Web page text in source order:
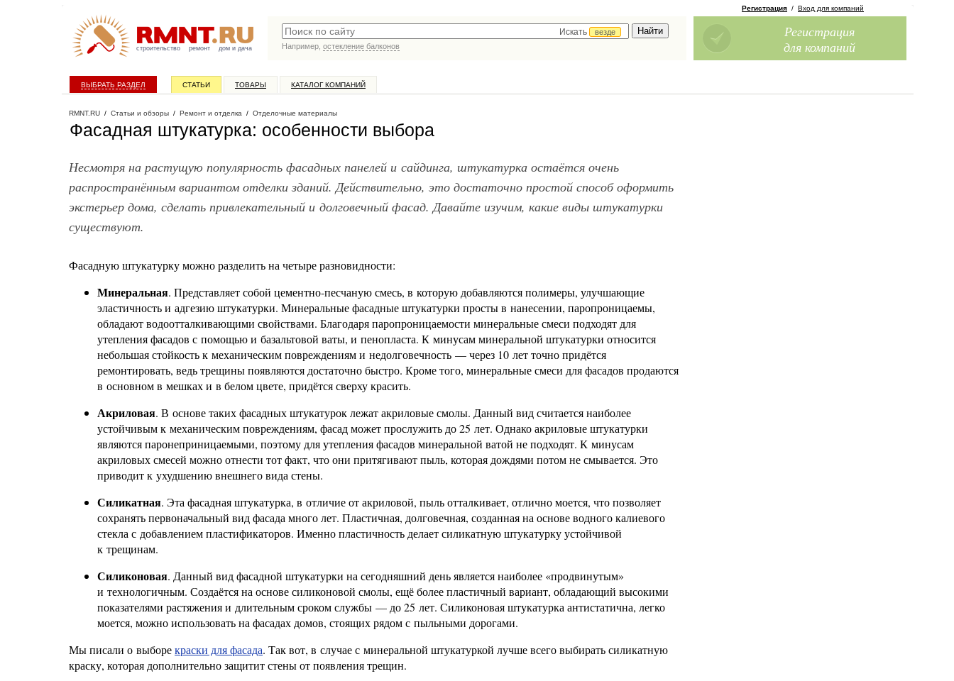
строительство ремонт дом и дача
Искать
везде
Например, остекление балконов
Регистрация / Вход для компаний
Регистрация
для компаний
ВЫБРАТЬ РАЗДЕЛ СТАТЬИ ТОВАРЫ КАТАЛОГ КОМПАНИЙ
RMNT.RU / Статьи и обзоры / Ремонт и отделка / Отделочные материалы
Фасадная штукатурка: особенности выбора
Несмотря на растущую популярность фасадных панелей и сайдинга, штукатурка остаётся очень
распространённым вариантом отделки зданий. Действительно, это достаточно простой способ оформить
экстерьер дома, сделать привлекательный и долговечный фасад. Давайте изучим, какие виды штукатурки
существуют.
Фасадную штукатурку можно разделить на четыре разновидности:
Минеральная. Представляет собой цементно-песчаную смесь, в которую добавляются полимеры, улучшающие
эластичность и адгезию штукатурки. Минеральные фасадные штукатурки просты в нанесении, паропроницаемы,
обладают водоотталкивающими свойствами. Благодаря паропроницаемости минеральные смеси подходят для
утепления фасадов с помощью и базальтовой ваты, и пенопласта. К минусам минеральной штукатурки относится
небольшая стойкость к механическим повреждениям и недолговечность — через 10 лет точно придётся
ремонтировать, ведь трещины появляются достаточно быстро. Кроме того, минеральные смеси для фасадов продаются
в основном в мешках и в белом цвете, придётся сверху красить.
Акриловая. В основе таких фасадных штукатурок лежат акриловые смолы. Данный вид считается наиболее
устойчивым к механическим повреждениям, фасад может прослужить до 25 лет. Однако акриловые штукатурки
являются паронеприницаемыми, поэтому для утепления фасадов минеральной ватой не подходят. К минусам
акриловых смесей можно отнести тот факт, что они притягивают пыль, которая дождями потом не смывается. Это
приводит к ухудшению внешнего вида стены.
Силикатная. Эта фасадная штукатурка, в отличие от акриловой, пыль отталкивает, отлично моется, что позволяет
сохранять первоначальный вид фасада много лет. Пластичная, долговечная, созданная на основе водного калиевого
стекла с добавлением пластификаторов. Именно пластичность делает силикатную штукатурку устойчивой
к трещинам.
Силиконовая. Данный вид фасадной штукатурки на сегодняшний день является наиболее «продвинутым»
и технологичным. Создаётся на основе силиконовой смолы, ещё более пластичный вариант, обладающий высокими
показателями растяжения и длительным сроком службы — до 25 лет. Силиконовая штукатурка антистатична, легко
моется, можно использовать на фасадах домов, стоящих рядом с пыльными дорогами.
Мы писали о выборекраски для фасада. Так вот, в случае с минеральной штукатуркой лучше всего выбирать силикатную
краску, которая дополнительно защитит стены от появления трещин.